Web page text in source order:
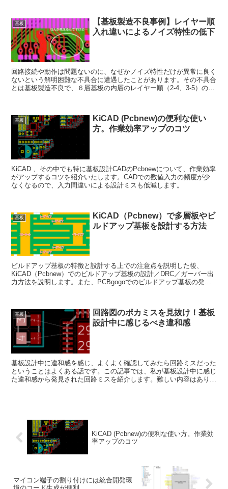
基板
【基板製造不良事例】レイヤー順
入れ違いによるノイズ特性の低下
回路接続や動作は問題ないのに、なぜかノイズ特性だけが異常に良く
ないという解明困難な不具合に遭遇したことがあります。その不具合
とは基板製造不良で、６層基板の内層のレイヤー順（2-4、3-5）の入
基板
KiCAD (Pcbnew)の便利な使い
方。作業効率アップのコツ
KiCAD 、その中でも特に基板設計CADのPcbnewについて、作業効率
がアップするコツを紹介いたします。CADでの数値入力の頻度が少
なくなるので、入力間違いによる設計ミスも低減します。
基板
KiCAD（Pcbnew）で多層板やビ
ルドアップ基板を設計する方法
ビルドアップ基板の特徴と設計する上での注意点を説明した後、
KiCAD（Pcbnew）でのビルドアップ基板の設計／DRC／ガーバー出
力方法を説明します。また、PCBgogoでのビルドアップ基板の発注
基板
回路図のポカミスを見抜け！基板
設計中に感じるべき違和感
基板設計中に違和感を感じ、よくよく確認してみたら回路ミスだった
ということはよくある話です。この記事では、私が基板設計中に感じ
た違和感から発見された回路ミスを紹介します。難しい内容はありま
KiCAD (Pcbnew)の便利な使い方。作業効
率アップのコツ
マイコン端子の割り付けには統合開発環